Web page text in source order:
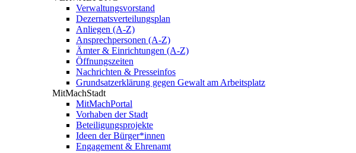
Verwaltungsvorstand
Dezernatsverteilungsplan
Anliegen (A-Z)
Ansprechpersonen (A-Z)
Ämter & Einrichtungen (A-Z)
Öffnungszeiten
Nachrichten & Presseinfos
Grundsatzerklärung gegen Gewalt am Arbeitsplatz
MitMachStadt
MitMachPortal
Vorhaben der Stadt
Beteiligungsprojekte
Ideen der Bürger*innen
Engagement & Ehrenamt